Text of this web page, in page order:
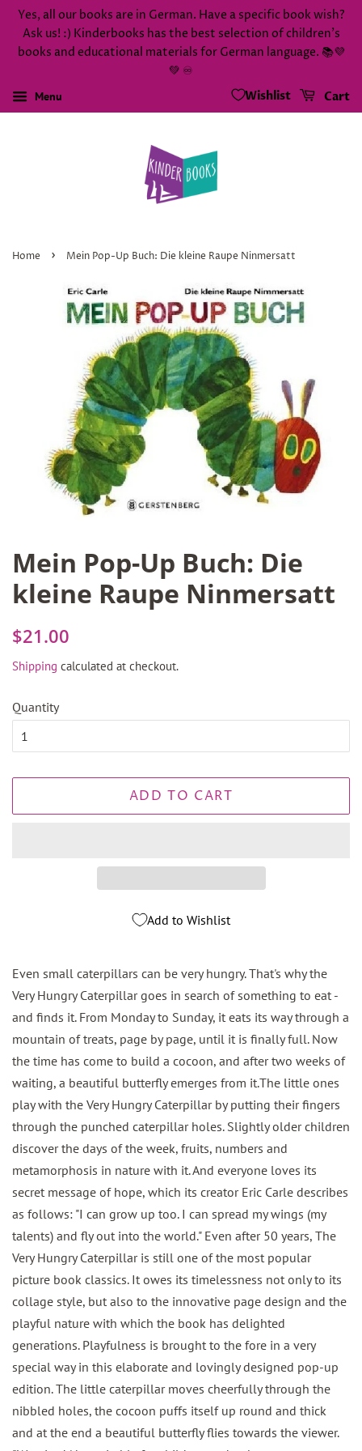
Yes, all our books are in German. Have a specific book wish?
Ask us! :) Kinderbooks has the best selection of children's
books and educational materials for German language. 📚💜
💚 ♾️
Menu Cart
Wishlist
Home › Mein Pop-Up Buch: Die kleine Raupe Ninmersatt
Mein Pop-Up Buch: Die
kleine Raupe Ninmersatt
Regular
$21.00
Shipping calculated at checkout.
Quantity
ADD TO CART
Add to Wishlist
Even small caterpillars can be very hungry. That's why the
Very Hungry Caterpillar goes in search of something to eat -
and finds it. From Monday to Sunday, it eats its way through a
mountain of treats, page by page, until it is finally full. Now
the time has come to build a cocoon, and after two weeks of
waiting, a beautiful butterfly emerges from it.The little ones
play with the Very Hungry Caterpillar by putting their fingers
through the punched caterpillar holes. Slightly older children
discover the days of the week, fruits, numbers and
metamorphosis in nature with it. And everyone loves its
secret message of hope, which its creator Eric Carle describes
as follows: "I can grow up too. I can spread my wings (my
talents) and fly out into the world." Even after 50 years, The
Very Hungry Caterpillar is still one of the most popular
picture book classics. It owes its timelessness not only to its
collage style, but also to the innovative page design and the
playful nature with which the book has delighted
generations. Playfulness is brought to the fore in a very
special way in this elaborate and lovingly designed pop-up
edition. The little caterpillar moves cheerfully through the
nibbled holes, the cocoon puffs itself up round and thick
and at the end a beautiful butterfly flies towards the viewer.